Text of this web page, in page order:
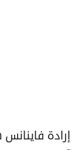
إرادة